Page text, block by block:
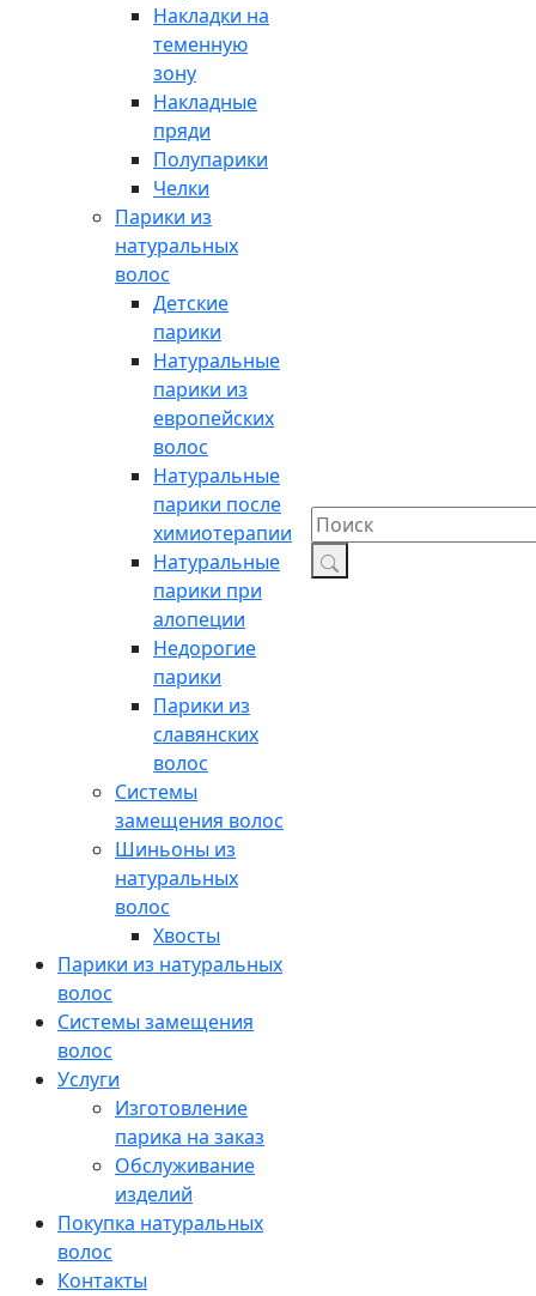
Накладки на
теменную
зону
Накладные
пряди
Полупарики
Челки
Парики из
натуральных
волос
Детские
парики
Натуральные
парики из
европейских
волос
Натуральные
парики после
химиотерапии
Натуральные
парики при
алопеции
Недорогие
парики
Парики из
славянских
волос
Системы
замещения волос
Шиньоны из
натуральных
волос
Хвосты
Парики из натуральных
волос
Системы замещения
волос
Услуги
Изготовление
парика на заказ
Обслуживание
изделий
Покупка натуральных
волос
Контакты